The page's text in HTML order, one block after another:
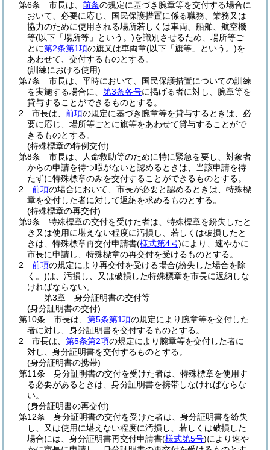
第6条
市長は、 前条の規定に基づき腕章等を交付する場合に
おいて、必要に応じ、国民保護措置に係る職務、業務又は
協力のために使用される場所若しくは車両、船舶、航空機
等(以下「場所等」という。)を識別させるため、場所等ご
とに第2条第1項の旗又は車両章(以下「旗等」という。)を
あわせて、交付するものとする。
(訓練における使用)
第7条
市長は、平時において、国民保護措置についての訓練
を実施する場合に、 第3条各号に掲げる者に対し、腕章等を
貸与することができるものとする。
2
市長は、 前項の規定に基づき腕章等を貸与するときは、必
要に応じ、場所等ごとに旗等をあわせて貸与することがで
きるものとする。
(特殊標章の特例交付)
第8条
市長は、人命救助等のために特に緊急を要し、対象者
からの申請を待つ暇がないと認めるときは、当該申請を待
たずに特殊標章のみを交付することができるものとする。
2
前項の場合において、市長が必要と認めるときは、特殊標
章を交付した者に対して返納を求めるものとする。
(特殊標章の再交付)
第9条
特殊標章の交付を受けた者は、特殊標章を紛失したと
き又は使用に堪えない程度に汚損し、若しくは破損したと
きは、特殊標章再交付申請書(様式第4号)により、速やかに
市長に申請し、特殊標章の再交付を受けるものとする。
2
前項の規定により再交付を受ける場合(紛失した場合を除
く。)は、汚損し、又は破損した特殊標章を市長に返納しな
ければならない。
第3章
身分証明書の交付等
(身分証明書の交付)
第10条
市長は、 第5条第1項の規定により腕章等を交付した
者に対し、身分証明書を交付するものとする。
2
市長は、 第5条第2項の規定により腕章等を交付した者に
対し、身分証明書を交付するものとする。
(身分証明書の携帯)
第11条
身分証明書の交付を受けた者は、特殊標章を使用す
る必要があるときは、身分証明書を携帯しなければならな
い。
(身分証明書の再交付)
第12条
身分証明書の交付を受けた者は、身分証明書を紛失
し、又は使用に堪えない程度に汚損し、若しくは破損した
場合には、身分証明書再交付申請書(様式第5号)により速や